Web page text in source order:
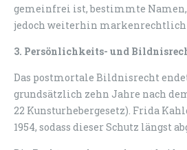
gemeinfrei ist, bestimmte Namen,
jedoch weiterhin markenrechtlich
3. Persönlichkeits- und
Das postmortale Bildnisrecht
grundsätzlich zehn Jahre nach
22 Kunsturhebergesetz). Frida
1954, sodass dieser Schutz längst